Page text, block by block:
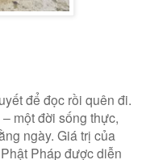
để đọc rồi quên đi.
một đời sống thực,
ngày. Giá trị của
Pháp được diễn